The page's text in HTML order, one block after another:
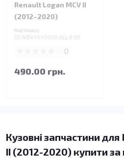
Renault Logan MCV II
(2012–2020)
Код товару:
55.WBXXXX0000.ALL.0.00
0
490.00 грн.
Кузовні запчастини
II (2012-2020) купити за